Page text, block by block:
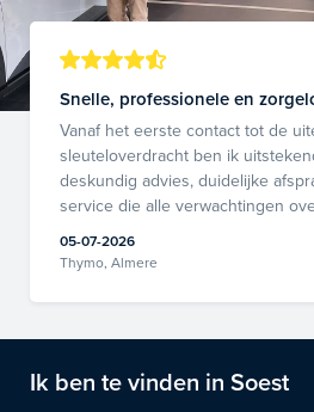
Snelle, professionele en
Vanaf het eerste contact tot de
sleuteloverdracht ben ik
deskundig advies, duidelijke
service die alle verwachtingen
05-07-2026
Thymo, Almere
Ik ben te vinden in Soest